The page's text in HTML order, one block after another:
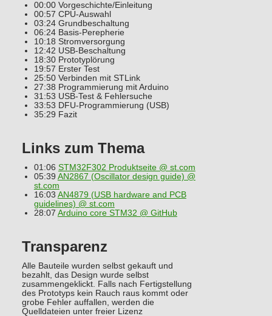
00:00 Vorgeschichte/Einleitung
00:57 CPU-Auswahl
03:24 Grundbeschaltung
06:24 Basis-Perepherie
10:18 Stromversorgung
12:42 USB-Beschaltung
18:30 Prototyplörung
19:57 Erster Test
25:50 Verbinden mit STLink
27:38 Programmierung mit Arduino
31:53 USB-Test & Fehlersuche
33:53 DFU-Programmierung (USB)
35:29 Fazit
Links zum Thema
01:06 STM32F302 Produktseite @ st.com
05:39 AN2867 (Oscillator design guide) @
st.com
16:03 AN4879 (USB hardware and PCB
guidelines) @ st.com
28:07 Arduino core STM32 @ GitHub
Transparenz
Alle Bauteile wurden selbst gekauft und
bezahlt, das Design wurde selbst
zusammengeklickt. Falls nach Fertigstellung
des Prototyps kein Rauch raus kommt oder
grobe Fehler auffallen, werden die
Quelldateien unter freier Lizenz